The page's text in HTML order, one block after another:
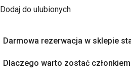
Dodaj do ulubionych
Darmowa rezerwacja w sklepie
Dlaczego warto zostać członkiem